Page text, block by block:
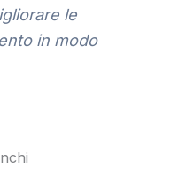
le
in modo